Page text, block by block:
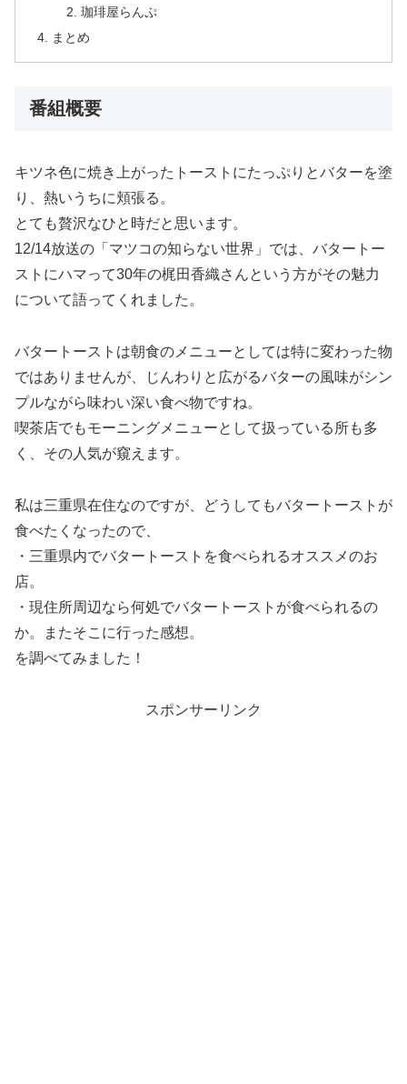
珈琲屋らんぷ
まとめ
番組概要
キツネ色に焼き上がったトーストにたっぷりとバターを塗
り、熱いうちに頬張る。
とても贅沢なひと時だと思います。
12/14放送の「マツコの知らない世界」では、バタートー
ストにハマって30年の梶田香織さんという方がその魅力
について語ってくれました。
バタートーストは朝食のメニューとしては特に変わった物
ではありませんが、じんわりと広がるバターの風味がシン
プルながら味わい深い食べ物ですね。
喫茶店でもモーニングメニューとして扱っている所も多
く、その人気が窺えます。
私は三重県在住なのですが、どうしてもバタートーストが
食べたくなったので、
・三重県内でバタートーストを食べられるオススメのお
店。
・現住所周辺なら何処でバタートーストが食べられるの
か。またそこに行った感想。
を調べてみました！
スポンサーリンク